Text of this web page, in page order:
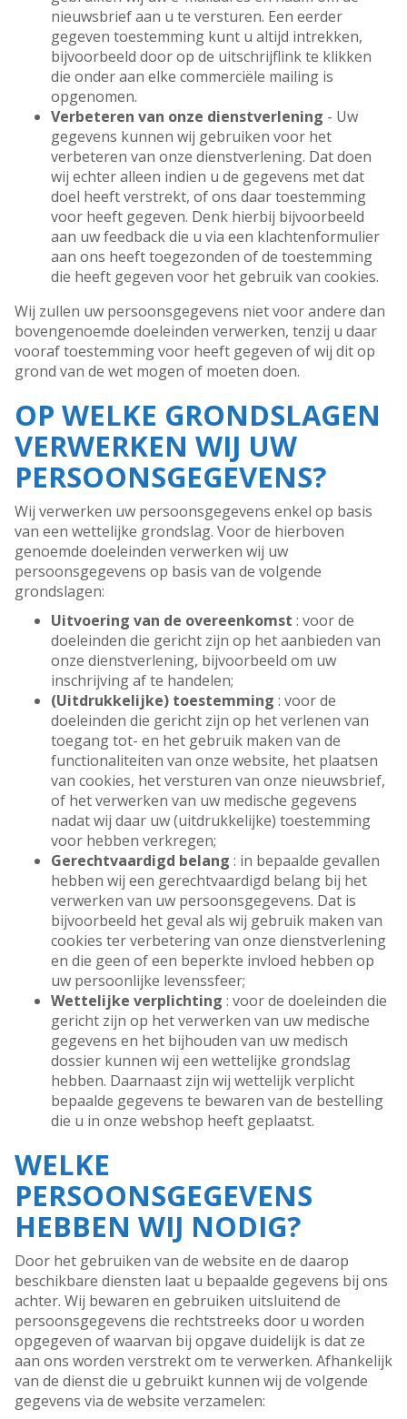
nieuwsbrief aan u te versturen. Een eerder
gegeven toestemming kunt u altijd intrekken,
bijvoorbeeld door op de uitschrijflink te klikken
die onder aan elke commerciële mailing is
opgenomen.
Verbeteren van onze dienstverlening - Uw
gegevens kunnen wij gebruiken voor het
verbeteren van onze dienstverlening. Dat doen
wij echter alleen indien u de gegevens met dat
doel heeft verstrekt, of ons daar toestemming
voor heeft gegeven. Denk hierbij bijvoorbeeld
aan uw feedback die u via een klachtenformulier
aan ons heeft toegezonden of de toestemming
die heeft gegeven voor het gebruik van cookies.
Wij zullen uw persoonsgegevens niet voor andere dan
bovengenoemde doeleinden verwerken, tenzij u daar
vooraf toestemming voor heeft gegeven of wij dit op
grond van de wet mogen of moeten doen.
OP WELKE GRONDSLAGEN
VERWERKEN WIJ UW
PERSOONSGEGEVENS?
Wij verwerken uw persoonsgegevens enkel op basis
van een wettelijke grondslag. Voor de hierboven
genoemde doeleinden verwerken wij uw
persoonsgegevens op basis van de volgende
grondslagen:
Uitvoering van de overeenkomst : voor de
doeleinden die gericht zijn op het aanbieden van
onze dienstverlening, bijvoorbeeld om uw
inschrijving af te handelen;
(Uitdrukkelijke) toestemming : voor de
doeleinden die gericht zijn op het verlenen van
toegang tot- en het gebruik maken van de
functionaliteiten van onze website, het plaatsen
van cookies, het versturen van onze nieuwsbrief,
of het verwerken van uw medische gegevens
nadat wij daar uw (uitdrukkelijke) toestemming
voor hebben verkregen;
Gerechtvaardigd belang : in bepaalde gevallen
hebben wij een gerechtvaardigd belang bij het
verwerken van uw persoonsgegevens. Dat is
bijvoorbeeld het geval als wij gebruik maken van
cookies ter verbetering van onze dienstverlening
en die geen of een beperkte invloed hebben op
uw persoonlijke levenssfeer;
Wettelijke verplichting : voor de doeleinden die
gericht zijn op het verwerken van uw medische
gegevens en het bijhouden van uw medisch
dossier kunnen wij een wettelijke grondslag
hebben. Daarnaast zijn wij wettelijk verplicht
bepaalde gegevens te bewaren van de bestelling
die u in onze webshop heeft geplaatst.
WELKE
PERSOONSGEGEVENS
HEBBEN WIJ NODIG?
Door het gebruiken van de website en de daarop
beschikbare diensten laat u bepaalde gegevens bij ons
achter. Wij bewaren en gebruiken uitsluitend de
persoonsgegevens die rechtstreeks door u worden
opgegeven of waarvan bij opgave duidelijk is dat ze
aan ons worden verstrekt om te verwerken. Afhankelijk
van de dienst die u gebruikt kunnen wij de volgende
gegevens via de website verzamelen: